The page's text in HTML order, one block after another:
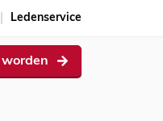
Ledenservice
worden